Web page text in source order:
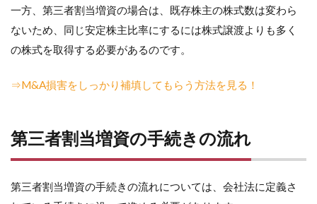
一方、第三者割当増資の場合は、既存株主の株式数は変わら
ないため、同じ安定株主比率にするには株式譲渡よりも多く
の株式を取得する必要があるのです。
⇒M&A損害をしっかり補填してもらう方法を見る！
第三者割当増資の手続きの流れ
第三者割当増資の手続きの流れについては、会社法に定義さ